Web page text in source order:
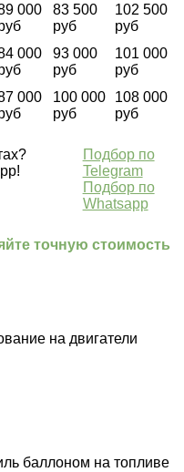
000
83 500
руб
102 500
руб
000
93 000
руб
101 000
руб
000
100 000
руб
108 000
руб
Подбор по
Telegram
Подбор по
Whatsapp
точную стоимость
на двигатели
баллоном на топливе